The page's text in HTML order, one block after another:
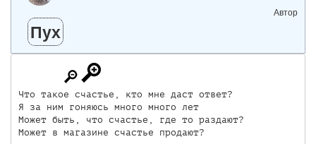
Автор
Пух
Что такое счастье, кто мне даст ответ?
Я за ним гоняюсь много много лет
Может быть, что счастье, где то раздают?
Может в магазине счастье продают?